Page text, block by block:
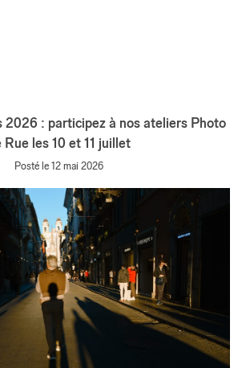
2026 : participez à nos ateliers Photo
Rue les 10 et 11 juillet
Posté le 12 mai 2026